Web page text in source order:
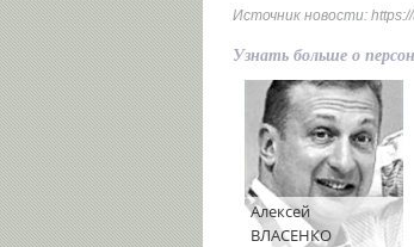
Источник новости:
Узнать больше о
Алексей
ВЛАСЕНКО